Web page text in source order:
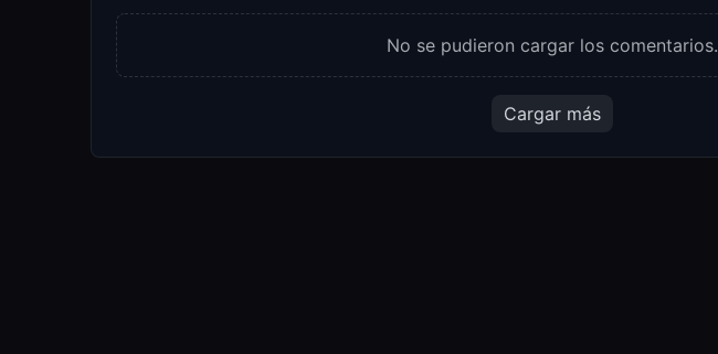
No se pudieron cargar los comentarios.
Cargar más